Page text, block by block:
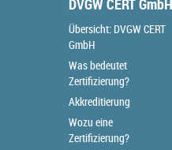
DVGW CERT GmbH
Übersicht: DVGW CERT
GmbH
Was bedeutet
Zertifizierung?
Akkreditierung
Wozu eine
Zertifizierung?